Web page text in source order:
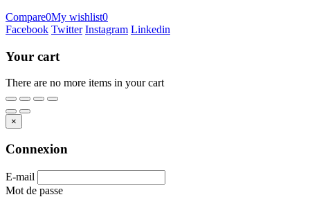
Compare0My wishlist0
Facebook Twitter Instagram Linkedin
Your cart
There are no more items in your cart
×
Connexion
E-mail
Mot de passe